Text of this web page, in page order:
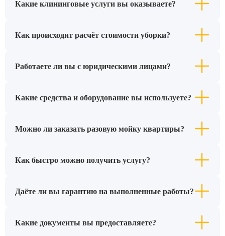
Какие клининговые услуги вы оказываете?
Как происходит расчёт стоимости уборки?
Работаете ли вы с юридическими лицами?
Какие средства и оборудование вы используете?
Можно ли заказать разовую мойку квартиры?
Как быстро можно получить услугу?
Даёте ли вы гарантию на выполненные работы?
Какие документы вы предоставляете?